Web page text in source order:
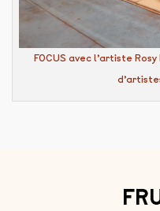
FOCUS avec l’artiste